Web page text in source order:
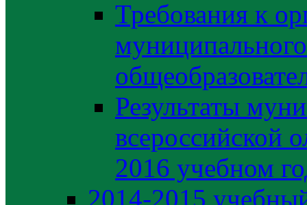
Требования к
Результаты
всероссийской
2016 учебном
2014-2015